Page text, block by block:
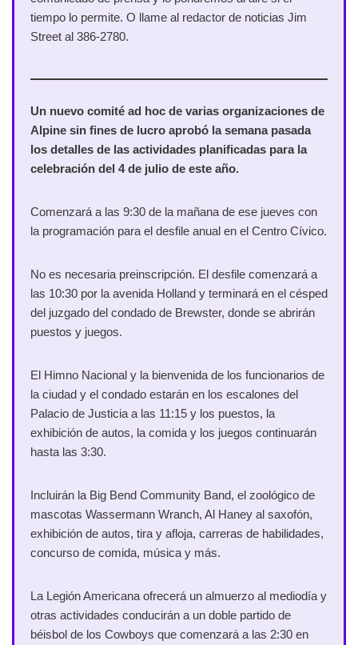
tiempo lo permite. O llame al redactor de noticias Jim
Street al 386-2780.
Un nuevo comité ad hoc de varias organizaciones de
Alpine sin fines de lucro aprobó la semana pasada
los detalles de las actividades planificadas para la
celebración del 4 de julio de este año.
Comenzará a las 9:30 de la mañana de ese jueves con
la programación para el desfile anual en el Centro Cívico.
No es necesaria preinscripción. El desfile comenzará a
las 10:30 por la avenida Holland y terminará en el césped
del juzgado del condado de Brewster, donde se abrirán
puestos y juegos.
El Himno Nacional y la bienvenida de los funcionarios de
la ciudad y el condado estarán en los escalones del
Palacio de Justicia a las 11:15 y los puestos, la
exhibición de autos, la comida y los juegos continuarán
hasta las 3:30.
Incluirán la Big Bend Community Band, el zoológico de
mascotas Wassermann Wranch, Al Haney al saxofón,
exhibición de autos, tira y afloja, carreras de habilidades,
concurso de comida, música y más.
La Legión Americana ofrecerá un almuerzo al mediodía y
otras actividades conducirán a un doble partido de
béisbol de los Cowboys que comenzará a las 2:30 en